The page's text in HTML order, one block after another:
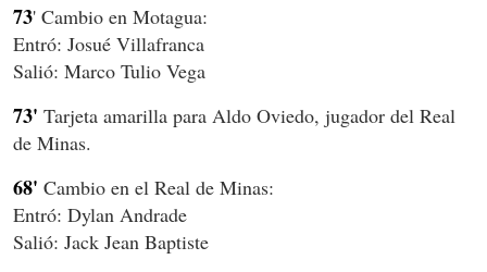
73' Cambio en Motagua:
Entró: Josué Villafranca
Salió: Marco Tulio Vega
73' Tarjeta amarilla para Aldo Oviedo, jugador del Real
de Minas.
68' Cambio en el Real de Minas:
Entró: Dylan Andrade
Salió: Jack Jean Baptiste